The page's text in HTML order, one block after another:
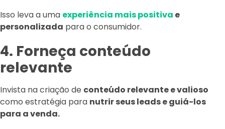
Isso leva a uma experiência mais positiva e
personalizada para o consumidor.
4. Forneça conteúdo
relevante
Invista na criação de conteúdo relevante e valioso
como estratégia para nutrir seus leads e guiá-los
para a venda.